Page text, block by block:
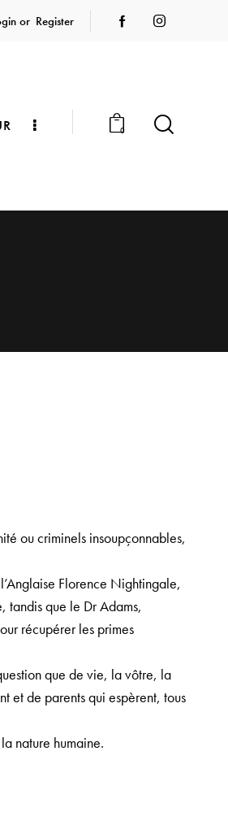
or Register
0
ou criminels insoupçonnables,
Florence Nightingale,
tandis que le Dr Adams,
récupérer les primes
que de vie, la vôtre, la
et de parents qui espèrent, tous
nature humaine.